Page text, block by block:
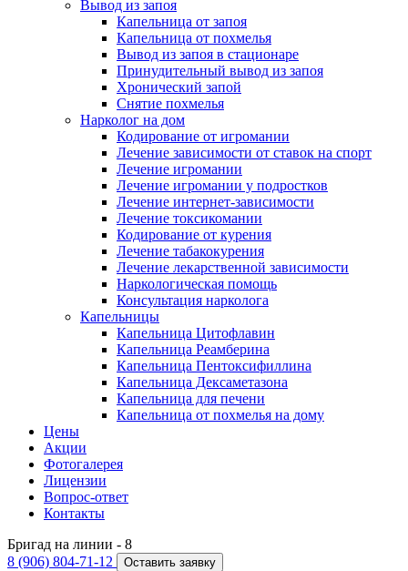
Вывод из запоя
Капельница от запоя
Капельница от похмелья
Вывод из запоя в стационаре
Принудительный вывод из запоя
Хронический запой
Снятие похмелья
Нарколог на дом
Кодирование от игромании
Лечение зависимости от ставок на спорт
Лечение игромании
Лечение игромании у подростков
Лечение интернет-зависимости
Лечение токсикомании
Кодирование от курения
Лечение табакокурения
Лечение лекарственной зависимости
Наркологическая помощь
Консультация нарколога
Капельницы
Капельница Цитофлавин
Капельница Реамберина
Капельница Пентоксифиллина
Капельница Дексаметазона
Капельница для печени
Капельница от похмелья на дому
Цены
Акции
Фотогалерея
Лицензии
Вопрос-ответ
Контакты
Бригад на линии - 8
8 (906) 804-71-12
Оставить заявку